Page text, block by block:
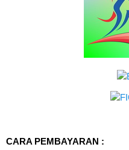
CARA PEMBAYARAN :